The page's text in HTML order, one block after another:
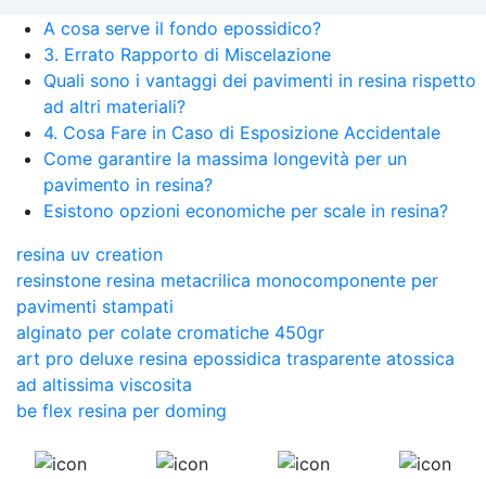
A cosa serve il fondo epossidico?
3. Errato Rapporto di Miscelazione
Quali sono i vantaggi dei pavimenti in resina rispetto
ad altri materiali?
4. Cosa Fare in Caso di Esposizione Accidentale
Come garantire la massima longevità per un
pavimento in resina?
Esistono opzioni economiche per scale in resina?
resina uv creation
resinstone resina metacrilica monocomponente per
pavimenti stampati
alginato per colate cromatiche 450gr
art pro deluxe resina epossidica trasparente atossica
ad altissima viscosita
be flex resina per doming